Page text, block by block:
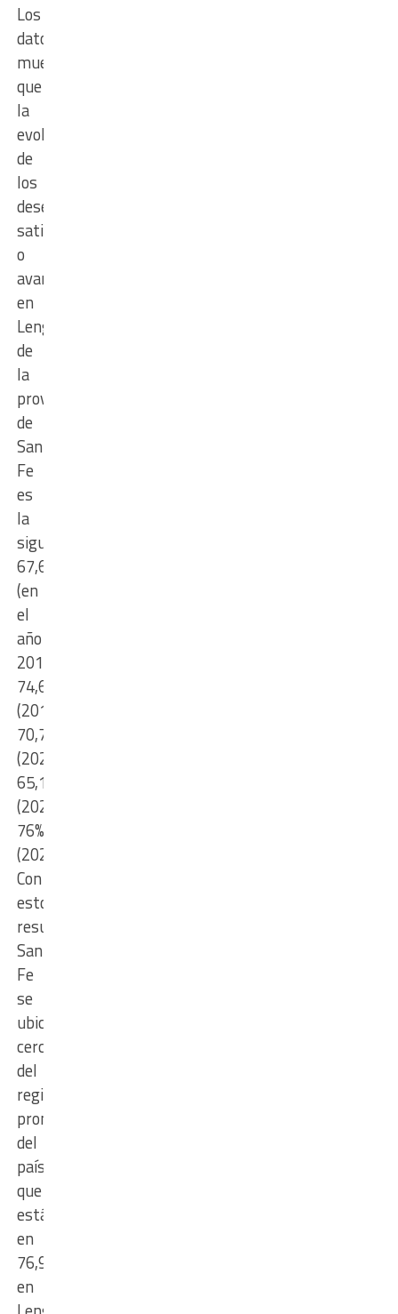
Los
datos
muestran
que
la
evolución
de
los
desempeños
satisfactorios
o
avanzados
en
Lengua
de
la
provincia
de
Santa
Fe
es
la
siguiente:
67,6%
(en
el
año
2016);
74,6%
(2018);
70,7%
(2021);
65,1%
(2023);
76%
(2025).
Con
estos
resultados,
Santa
Fe
se
ubica
cerca
del
registro
promedio
del
país
que
está
en
76,9%,
en